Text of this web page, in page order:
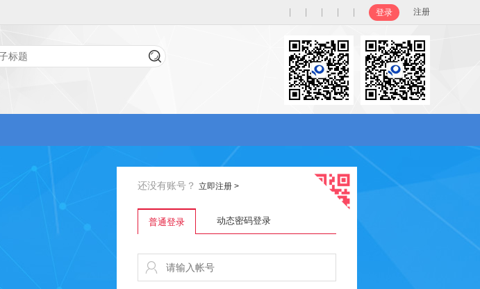
登录 注册
还没有账号？ 立即注册 >
普通登录 动态密码登录